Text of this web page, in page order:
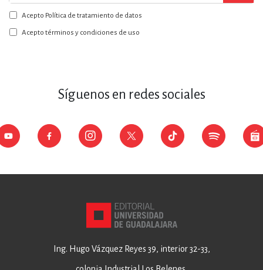
a
nuestro
boletín:
Acepto Política de tratamiento de datos
Acepto términos y condiciones de uso
Síguenos en redes sociales
Ing. Hugo Vázquez Reyes 39, interior 32-33,